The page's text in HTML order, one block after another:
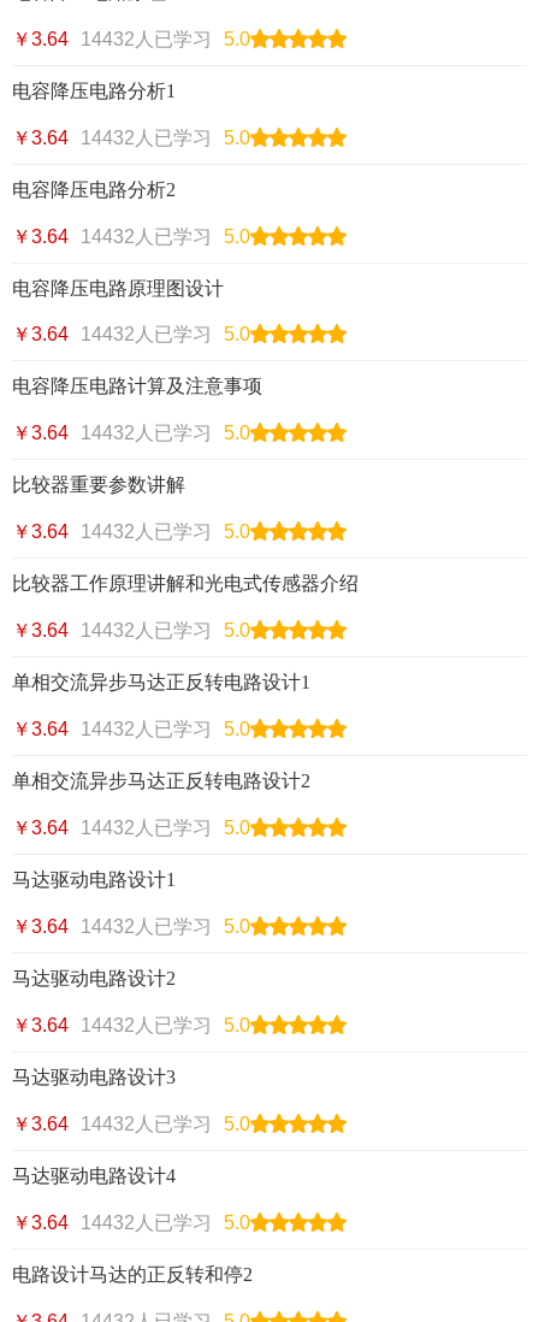
￥3.64 14432人已学习 5.0
电容降压电路分析1
￥3.64 14432人已学习 5.0
电容降压电路分析2
￥3.64 14432人已学习 5.0
电容降压电路原理图设计
￥3.64 14432人已学习 5.0
电容降压电路计算及注意事项
￥3.64 14432人已学习 5.0
比较器重要参数讲解
￥3.64 14432人已学习 5.0
比较器工作原理讲解和光电式传感器介绍
￥3.64 14432人已学习 5.0
单相交流异步马达正反转电路设计1
￥3.64 14432人已学习 5.0
单相交流异步马达正反转电路设计2
￥3.64 14432人已学习 5.0
马达驱动电路设计1
￥3.64 14432人已学习 5.0
马达驱动电路设计2
￥3.64 14432人已学习 5.0
马达驱动电路设计3
￥3.64 14432人已学习 5.0
马达驱动电路设计4
￥3.64 14432人已学习 5.0
电路设计马达的正反转和停2